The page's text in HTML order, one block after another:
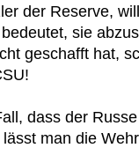
der Reserve,
sie
geschafft hat,
dass der
man die